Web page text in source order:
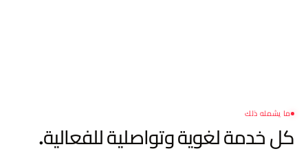
ما يشمله ذلك
كل خدمة لغويةوتواصلية للفعالية.